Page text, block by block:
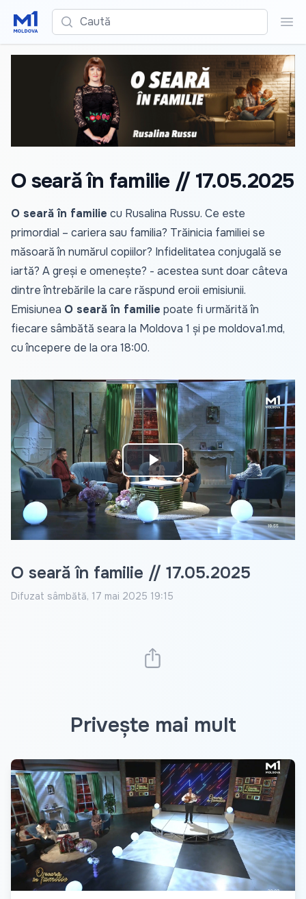
Caută
O seară în familie // 17.05.2025
O seară în familie cu Rusalina Russu. Ce este
primordial – cariera sau familia? Trăinicia familiei se
măsoară în numărul copiilor? Infidelitatea conjugală se
iartă? A greși e omenește? - acestea sunt doar câteva
dintre întrebările la care răspund eroii emisiunii.
Emisiunea O seară în familie poate fi urmărită în
fiecare sâmbătă seara la Moldova 1 și pe moldova1.md,
cu începere de la ora 18:00.
Play
Video
O seară în familie // 17.05.2025
Difuzat sâmbătă, 17 mai 2025 19:15
Privește mai mult